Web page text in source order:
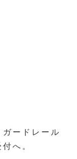
ードレール
へ。